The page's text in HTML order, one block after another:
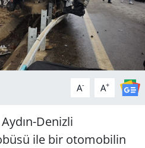
A- A+
Denizli
ile bir otomobilin